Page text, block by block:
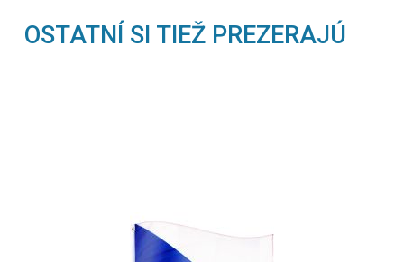
OSTATNÍ SI TIEŽ PREZERAJÚ